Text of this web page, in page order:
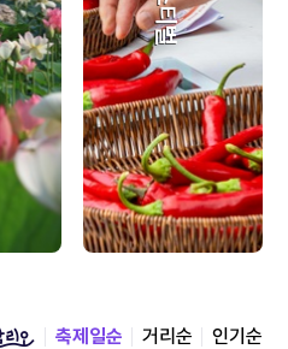
축제일순 거리순 인기순